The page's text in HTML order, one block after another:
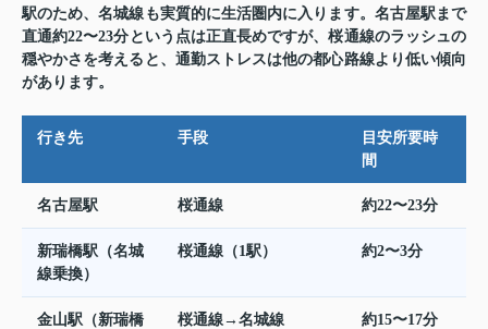
駅のため、名城線も実質的に生活圏内に入ります。名古屋駅まで
直通約22〜23分という点は正直長めですが、桜通線のラッシュの
穏やかさを考えると、通勤ストレスは他の都心路線より低い傾向
があります。
行き先 手段
目安所要時
間
名古屋駅 桜通線 約22〜23分
新瑞橋駅（名城
線乗換）
桜通線（1駅） 約2〜3分
金山駅（新瑞橋
桜通線→名城線 約15〜17分